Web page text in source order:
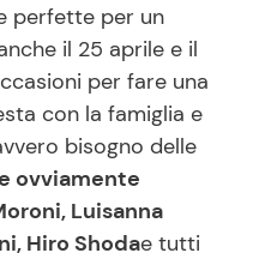
perfette per un
il 25 aprile e il
per fare una
con la famiglia e
bisogno delle
ovviamente
Luisanna
Hiro Shodae tutti